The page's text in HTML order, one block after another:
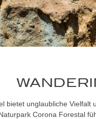
bietet unglaubliche
Corona Forestal